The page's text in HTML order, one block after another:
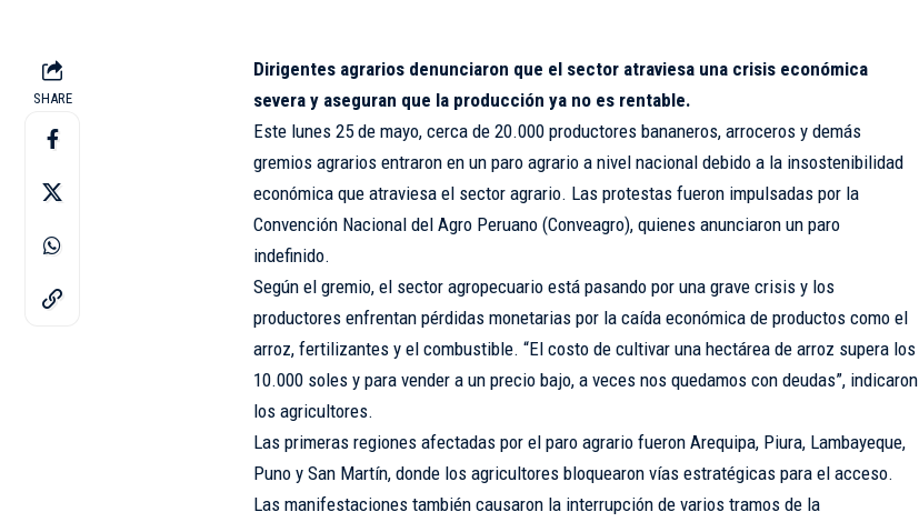
SHARE
Dirigentes agrarios denunciaron que el sector atraviesa una crisis económica
severa y aseguran que la producción ya no es rentable.
Este lunes 25 de mayo, cerca de 20.000 productores bananeros, arroceros y demás
gremios agrarios entraron en un paro agrario a nivel nacional debido a la insostenibilidad
económica que atraviesa el sector agrario. Las protestas fueron impulsadas por la
Convención Nacional del Agro Peruano (Conveagro), quienes anunciaron un paro
indefinido.
Según el gremio, el sector agropecuario está pasando por una grave crisis y los
productores enfrentan pérdidas monetarias por la caída económica de productos como el
arroz, fertilizantes y el combustible. “El costo de cultivar una hectárea de arroz supera los
10.000 soles y para vender a un precio bajo, a veces nos quedamos con deudas”, indicaron
los agricultores.
Las primeras regiones afectadas por el paro agrario fueron Arequipa, Piura, Lambayeque,
Puno y San Martín, donde los agricultores bloquearon vías estratégicas para el acceso.
Las manifestaciones también causaron la interrupción de varios tramos de la